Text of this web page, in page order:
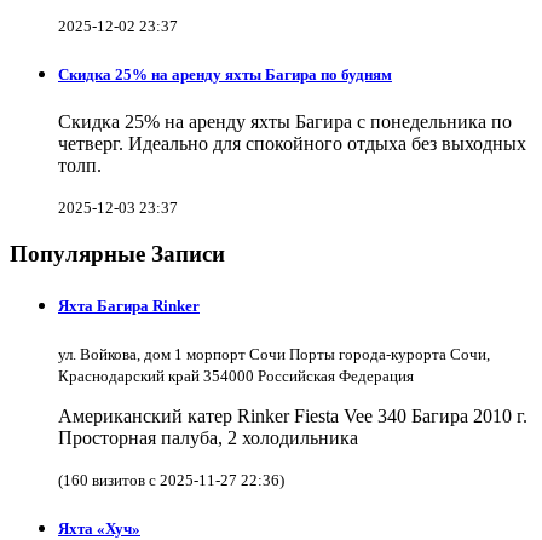
2025-12-02 23:37
Скидка 25% на аренду яхты Багира по будням
Скидка 25% на аренду яхты Багира с понедельника по
четверг. Идеально для спокойного отдыха без выходных
толп.
2025-12-03 23:37
Популярные Записи
Яхта Багира Rinker
ул. Войкова, дом 1 морпорт Сочи Порты города-курорта Сочи,
Краснодарский край 354000 Российская Федерация
Американский катер Rinker Fiesta Vee 340 Багира 2010 г.
Просторная палуба, 2 холодильника
(160 визитов с 2025-11-27 22:36)
Яхта «Хуч»